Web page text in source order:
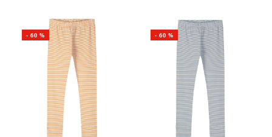
-60 % - 60 %